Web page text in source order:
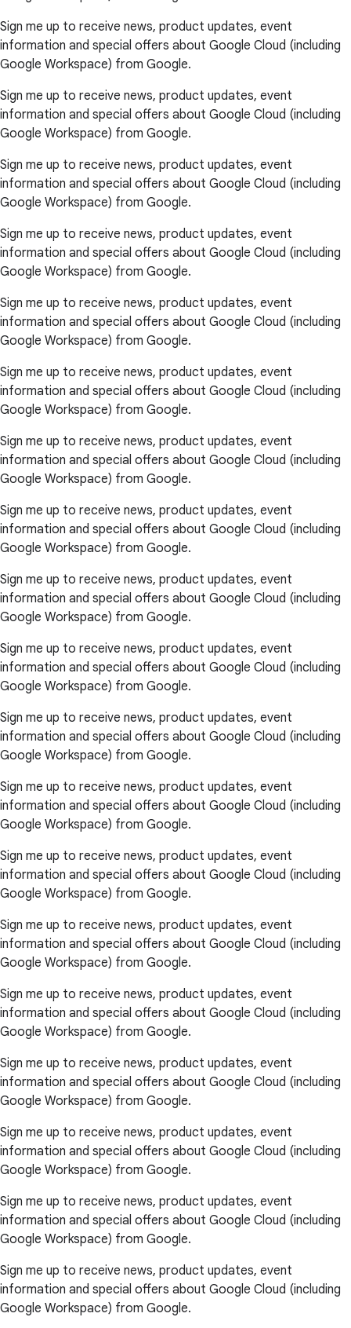
Sign me up to receive news, product updates, event
information and special offers about Google Cloud (including
Google Workspace) from Google.
Sign me up to receive news, product updates, event
information and special offers about Google Cloud (including
Google Workspace) from Google.
Sign me up to receive news, product updates, event
information and special offers about Google Cloud (including
Google Workspace) from Google.
Sign me up to receive news, product updates, event
information and special offers about Google Cloud (including
Google Workspace) from Google.
Sign me up to receive news, product updates, event
information and special offers about Google Cloud (including
Google Workspace) from Google.
Sign me up to receive news, product updates, event
information and special offers about Google Cloud (including
Google Workspace) from Google.
Sign me up to receive news, product updates, event
information and special offers about Google Cloud (including
Google Workspace) from Google.
Sign me up to receive news, product updates, event
information and special offers about Google Cloud (including
Google Workspace) from Google.
Sign me up to receive news, product updates, event
information and special offers about Google Cloud (including
Google Workspace) from Google.
Sign me up to receive news, product updates, event
information and special offers about Google Cloud (including
Google Workspace) from Google.
Sign me up to receive news, product updates, event
information and special offers about Google Cloud (including
Google Workspace) from Google.
Sign me up to receive news, product updates, event
information and special offers about Google Cloud (including
Google Workspace) from Google.
Sign me up to receive news, product updates, event
information and special offers about Google Cloud (including
Google Workspace) from Google.
Sign me up to receive news, product updates, event
information and special offers about Google Cloud (including
Google Workspace) from Google.
Sign me up to receive news, product updates, event
information and special offers about Google Cloud (including
Google Workspace) from Google.
Sign me up to receive news, product updates, event
information and special offers about Google Cloud (including
Google Workspace) from Google.
Sign me up to receive news, product updates, event
information and special offers about Google Cloud (including
Google Workspace) from Google.
Sign me up to receive news, product updates, event
information and special offers about Google Cloud (including
Google Workspace) from Google.
Sign me up to receive news, product updates, event
information and special offers about Google Cloud (including
Google Workspace) from Google.